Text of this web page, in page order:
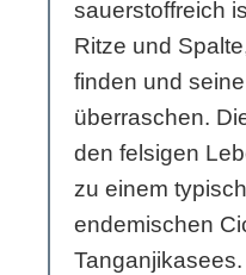
sauerstoffreich
Ritze und
finden und
überraschen.
den felsigen
zu einem
endemischen